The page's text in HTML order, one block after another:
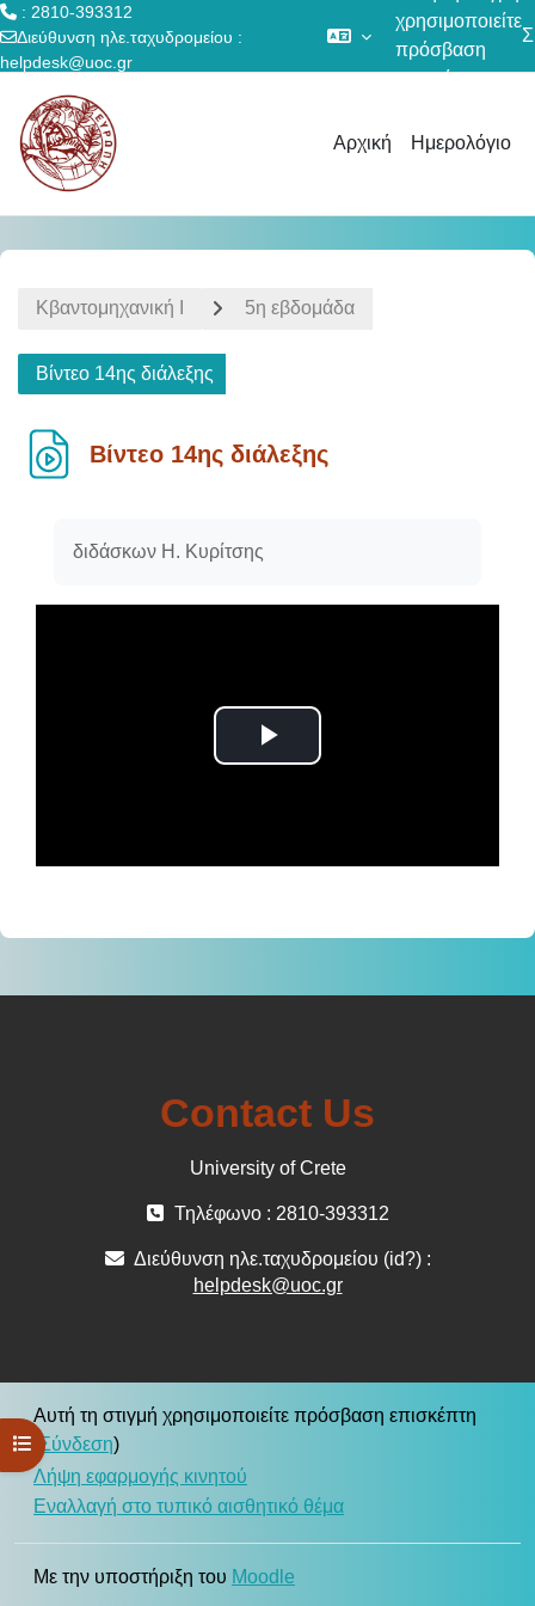
: 2810-393312
Διεύθυνση ηλε.ταχυδρομείου :
helpdesk@uoc.gr
χρησιμοποιείτε
πρόσβαση
επισκέπτη
Αρχική Ημερολόγιο
Άνοιγμα ευρετηρίου μαθήματος
Κβαντομηχανική Ι 5η εβδομάδα
Βίντεο 14ης διάλεξης
Βίντεο 14ης διάλεξης
διδάσκων Η. Κυρίτσης
Αναπαραγωγή
Contact Us
University of Crete
Τηλέφωνο : 2810-393312
Διεύθυνση ηλε.ταχυδρομείου (id?) :
helpdesk@uoc.gr
Αυτή τη στιγμή χρησιμοποιείτε πρόσβαση επισκέπτη
Σύνδεση)
Λήψη εφαρμογής κινητού
Εναλλαγή στο τυπικό αισθητικό θέμα
Με την υποστήριξη του Moodle